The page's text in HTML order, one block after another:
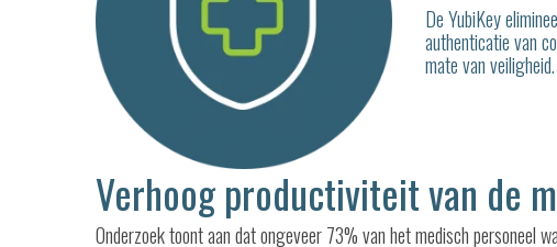
De YubiKey
authenticatie van
mate van veiligheid.
Verhoog productiviteit van de
Onderzoek toont aan dat ongeveer 73% van het medisch